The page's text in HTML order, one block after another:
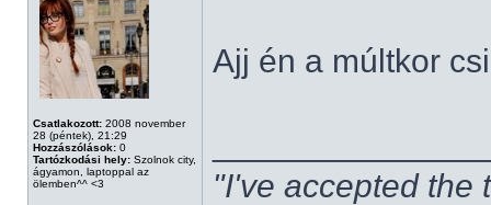
Csatlakozott: 2008 november
28 (péntek), 21:29
Hozzászólások: 0
Tartózkodási hely: Szolnok city,
ágyamon, laptoppal az
ölemben^^ <3
Ajj én a múltkor
"I've accepted the